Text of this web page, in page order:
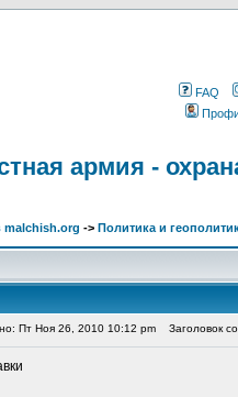
FAQ
армия -
-> Политика и
Пт Ноя 26, 2010 10:12 pm Заголовок